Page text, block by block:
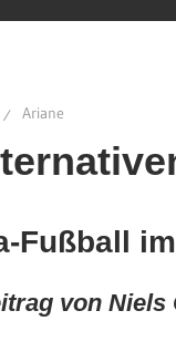
Ariane
Fußball
von Niels